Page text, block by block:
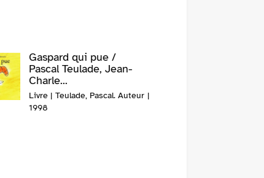
Gaspard qui pue /
Pascal Teulade, Jean-
Charle...
Livre | Teulade, Pascal. Auteur |
1998